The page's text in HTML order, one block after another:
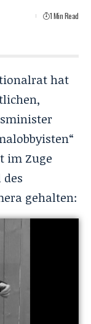
1 Min Read
hat
im Zuge
des
gehalten: